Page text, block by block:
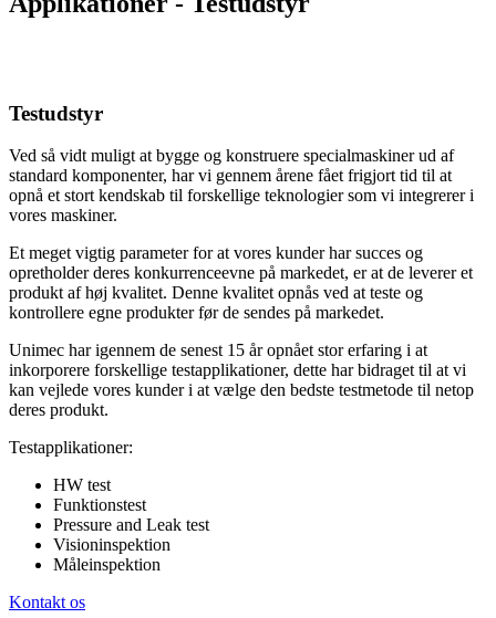
Testudstyr
Ved så vidt muligt at bygge og konstruere specialmaskiner ud af
standard komponenter, har vi gennem årene fået frigjort tid til at
opnå et stort kendskab til forskellige teknologier som vi integrerer i
vores maskiner.
Et meget vigtig parameter for at vores kunder har succes og
opretholder deres konkurrenceevne på markedet, er at de leverer et
produkt af høj kvalitet. Denne kvalitet opnås ved at teste og
kontrollere egne produkter før de sendes på markedet.
Unimec har igennem de senest 15 år opnået stor erfaring i at
inkorporere forskellige testapplikationer, dette har bidraget til at vi
kan vejlede vores kunder i at vælge den bedste testmetode til netop
deres produkt.
Testapplikationer:
HW test
Funktionstest
Pressure and Leak test
Visioninspektion
Måleinspektion
Kontakt os